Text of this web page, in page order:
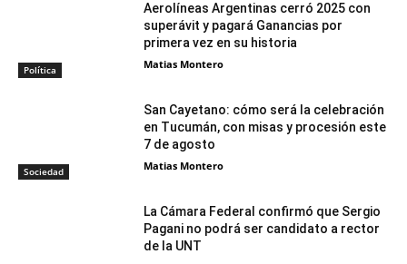
Política
Aerolíneas Argentinas cerró 2025 con
superávit y pagará Ganancias por
primera vez en su historia
Matias Montero
Sociedad
San Cayetano: cómo será la celebración
en Tucumán, con misas y procesión este
7 de agosto
Matias Montero
La Cámara Federal confirmó que Sergio
Pagani no podrá ser candidato a rector
de la UNT